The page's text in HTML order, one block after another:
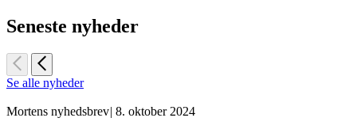
Seneste nyheder
Se alle nyheder
Mortens nyhedsbrev| 8. oktober 2024